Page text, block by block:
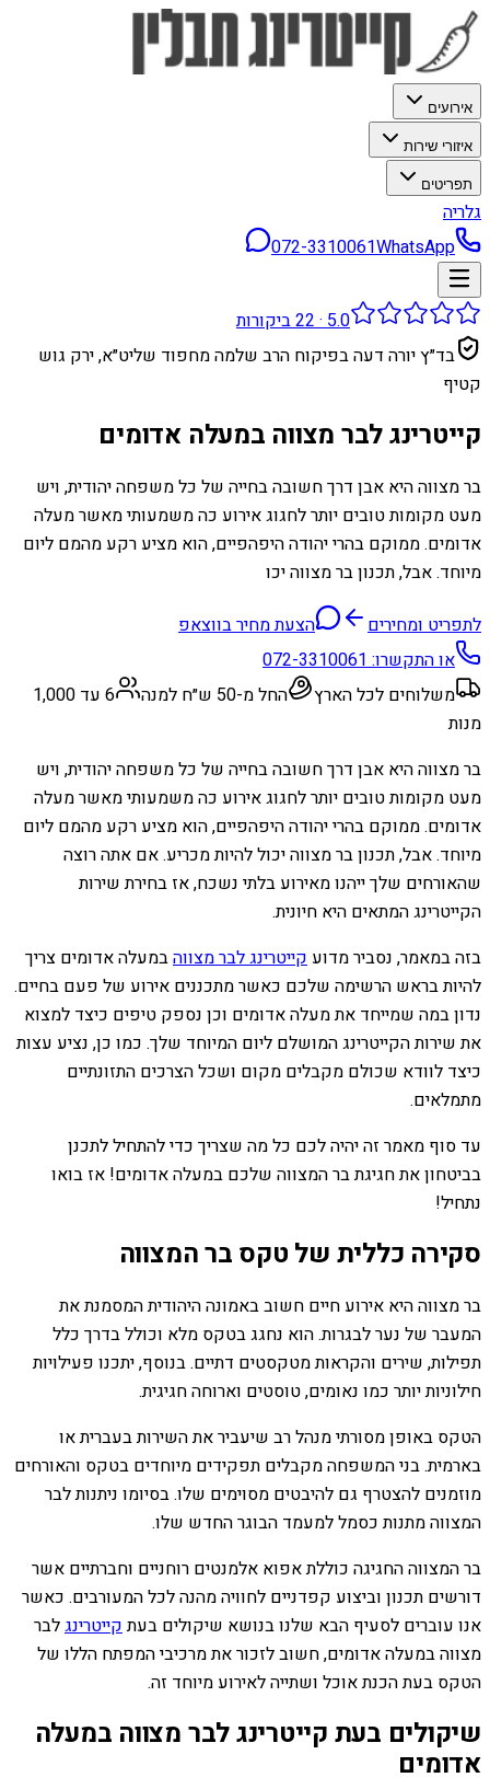
אירועים
איזורי שירות
תפריטים
גלריה
072-3310061WhatsApp
5.0
·
22ביקורות
בד״ץ יורה דעה בפיקוח הרב שלמה מחפוד שליט״א, ירק גוש
קטיף
קייטרינג לבר מצווה במעלה אדומים
בר מצווה היא אבן דרך חשובה בחייה של כל משפחה יהודית, ויש
מעט מקומות טובים יותר לחגוג אירוע כה משמעותי מאשר מעלה
אדומים. ממוקם בהרי יהודה היפהפיים, הוא מציע רקע מהמם ליום
מיוחד. אבל, תכנון בר מצווה יכו
לתפריט ומחירים
הצעת מחיר בווצאפ
או התקשרו:072-3310061
משלוחים לכל הארץ
החל מ-50 ש״ח למנה
6 עד 1,000
מנות
בר מצווה היא אבן דרך חשובה בחייה של כל משפחה יהודית, ויש
מעט מקומות טובים יותר לחגוג אירוע כה משמעותי מאשר מעלה
אדומים. ממוקם בהרי יהודה היפהפיים, הוא מציע רקע מהמם ליום
מיוחד. אבל, תכנון בר מצווה יכול להיות מכריע. אם אתה רוצה
שהאורחים שלך ייהנו מאירוע בלתי נשכח, אז בחירת שירות
הקייטרינג המתאים היא חיונית.
בזה במאמר, נסביר מדוע קייטרינג לבר מצווהבמעלה אדומים צריך
להיות בראש הרשימה שלכם כאשר מתכננים אירוע של פעם בחיים.
נדון במה שמייחד את מעלה אדומים וכן נספק טיפים כיצד למצוא
את שירות הקייטרינג המושלם ליום המיוחד שלך. כמו כן, נציע עצות
כיצד לוודא שכולם מקבלים מקום ושכל הצרכים התזונתיים
מתמלאים.
עד סוף מאמר זה יהיה לכם כל מה שצריך כדי להתחיל לתכנן
בביטחון את חגיגת בר המצווה שלכם במעלה אדומים! אז בואו
נתחיל!
סקירה כללית של טקס בר המצווה
בר מצווה היא אירוע חיים חשוב באמונה היהודית המסמנת את
המעבר של נער לבגרות. הוא נחגג בטקס מלא וכולל בדרך כלל
תפילות, שירים והקראות מטקסטים דתיים. בנוסף, יתכנו פעילויות
חילוניות יותר כמו נאומים, טוסטים וארוחה חגיגית.
הטקס באופן מסורתי מנהל רב שיעביר את השירות בעברית או
בארמית. בני המשפחה מקבלים תפקידים מיוחדים בטקס והאורחים
מוזמנים להצטרף גם להיבטים מסוימים שלו. בסיומו ניתנות לבר
המצווה מתנות כסמל למעמד הבוגר החדש שלו.
בר המצווה החגיגה כוללת אפוא אלמנטים רוחניים וחברתיים אשר
דורשים תכנון וביצוע קפדניים לחוויה מהנה לכל המעורבים. כאשר
אנו עוברים לסעיף הבא שלנו בנושא שיקולים בעתקייטרינגלבר
מצווה במעלה אדומים, חשוב לזכור את מרכיבי המפתח הללו של
הטקס בעת הכנת אוכל ושתייה לאירוע מיוחד זה.
שיקולים בעת קייטרינג לבר מצווה במעלה
אדומים